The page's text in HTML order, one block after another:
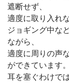
遮断せず、
適度に取り入れ
ジョギング中な
ながら、
適度に周りの声
ができています。
耳を塞ぐわけで